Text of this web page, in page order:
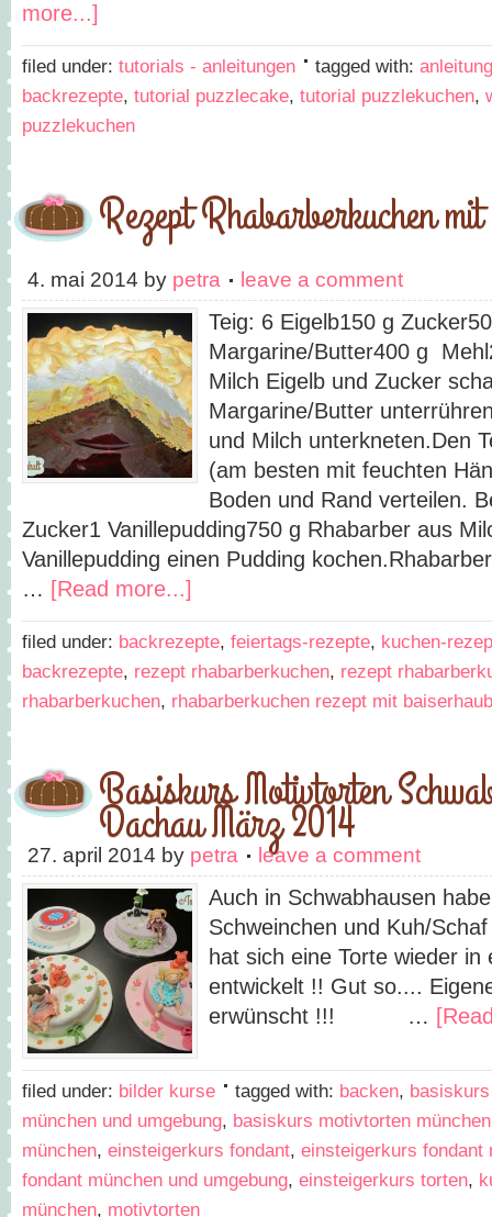
more...]
filed under: tutorials - anleitungen tagged with:
backrezepte, tutorial puzzlecake, tutorial puzzlekuchen,
puzzlekuchen
Rezept Rhabarberkuchen
4. mai 2014 by petra leave a comment
Teig: 6 Eigelb150 g
Margarine/Butter400 g
Milch Eigelb und Zucker
Margarine/Butter
und Milch unterkneten.Den
(am besten mit feuchten
Boden und Rand verteilen.
Zucker1 Vanillepudding750 g Rhabarber aus
Vanillepudding einen Pudding
… [Read more...]
filed under: backrezepte, feiertags-rezepte, kuchen-
backrezepte, rezept rhabarberkuchen, rezept
rhabarberkuchen, rhabarberkuchen rezept mit
Basiskurs Motivtorten
Dachau März 2014
27. april 2014 by petra leave a comment
Auch in Schwabhausen
Schweinchen und Kuh/
hat sich eine Torte wieder
entwickelt !! Gut so....
erwünscht !!! …
filed under: bilder kurse tagged with: backen,
münchen und umgebung, basiskurs motivtorten
münchen, einsteigerkurs fondant, einsteigerkurs fondant
fondant münchen und umgebung, einsteigerkurs torten,
münchen, motivtorten